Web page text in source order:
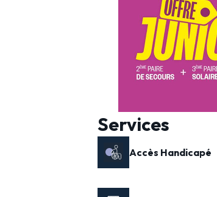
Services
Accès Handicapé